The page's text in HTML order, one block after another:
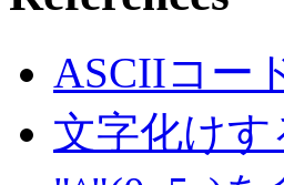
ASCIIコー
文字化け